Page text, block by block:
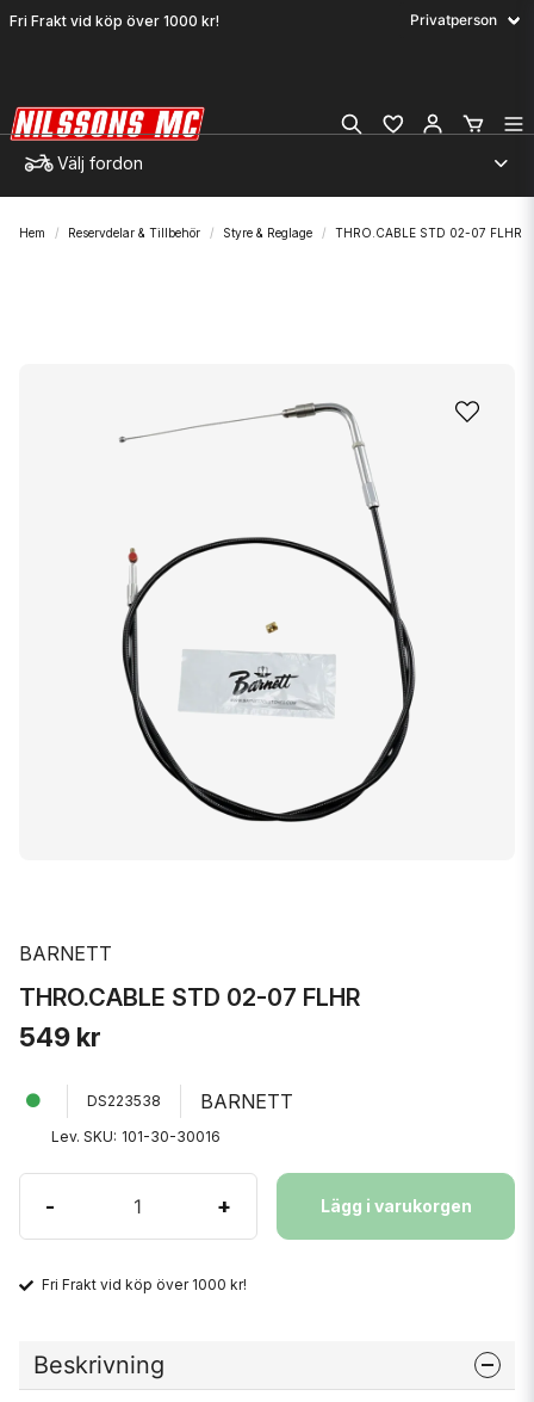
Fri Frakt vid köp över 1000 kr!
Välj fordon
Hem Reservdelar & Tillbehör Styre & Reglage THRO.CABLE STD 02-07 FLHR
BARNETT
THRO.CABLE STD 02-07 FLHR
549 kr
DS223538 BARNETT
Lev. SKU: 101-30-30016
- + Lägg i varukorgen
Fri Frakt vid köp över 1000 kr!
Beskrivning